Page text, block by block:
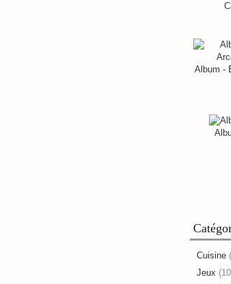
Album -
Cuisine
Jeux